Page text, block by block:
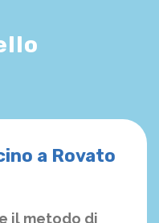
a Rovato
il metodo di